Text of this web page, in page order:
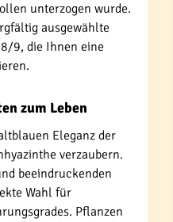
unterzogen wurde.
ausgewählte
9, die Ihnen eine
zum Leben
Eleganz der
verzaubern.
beeindruckenden
Wahl für
Pflanzen